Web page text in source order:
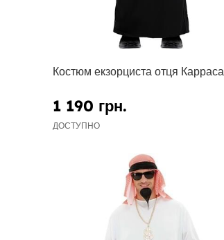
Костюм екзорциста отця Карраса
1 190 грн.
ДОСТУПНО